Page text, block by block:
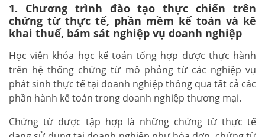
1. Chương trình đào tạo thực chiến trên
chứng từ thực tế, phần mềm kế toán và kê
khai thuế, bám sát nghiệp vụ doanh nghiệp
Học viên khóa học kế toán tổng hợp được thực hành
trên hệ thống chứng từ mô phỏng từ các nghiệp vụ
phát sinh thực tế tại doanh nghiệp thông qua tất cả các
phần hành kế toán trong doanh nghiệp thương mại.
Chứng từ được tập hợp là những chứng từ thực tế